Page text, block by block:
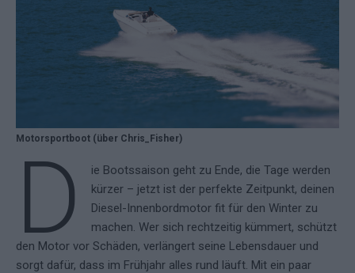
Motorsportboot (über Chris_Fisher)
D
ie Bootssaison geht zu Ende, die Tage werden
kürzer – jetzt ist der perfekte Zeitpunkt, deinen
Diesel-Innenbordmotor fit für den Winter zu
machen. Wer sich rechtzeitig kümmert, schützt
den Motor vor Schäden, verlängert seine Lebensdauer und
sorgt dafür, dass im Frühjahr alles rund läuft. Mit ein paar